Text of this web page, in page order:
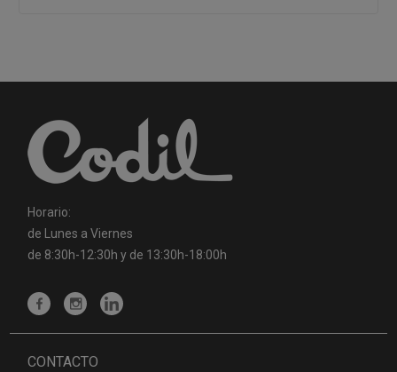
Horario:
de Lunes a Viernes
de 8:30h-12:30h y de 13:30h-18:00h
CONTACTO